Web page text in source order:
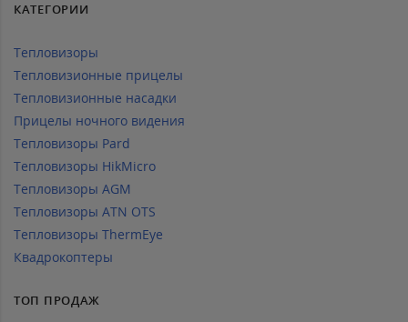
КАТЕГОРИИ
Тепловизоры
Тепловизионные прицелы
Тепловизионные насадки
Прицелы ночного видения
Тепловизоры Pard
Тепловизоры HikMicro
Тепловизоры AGM
Тепловизоры ATN OTS
Тепловизоры ThermEye
Квадрокоптеры
ТОП ПРОДАЖ